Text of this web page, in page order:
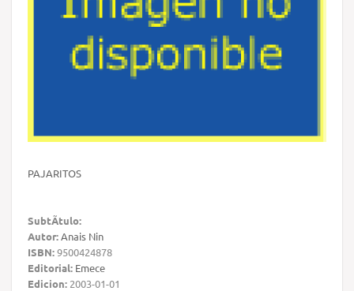
PAJARITOS
SubtÃ­tulo:
Autor:Anais Nin
ISBN:9500424878
Editorial: Emece
Edicion: 2003-01-01